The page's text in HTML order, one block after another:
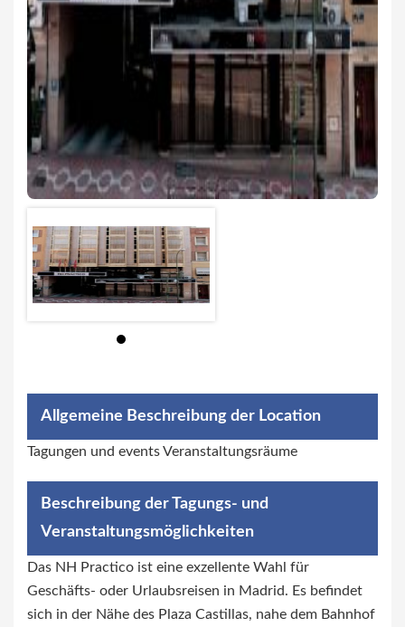
Allgemeine Beschreibung der Location
Tagungen und events Veranstaltungsräume
Beschreibung der Tagungs- und
Veranstaltungsmöglichkeiten
Das NH Practico ist eine exzellente Wahl für
Geschäfts- oder Urlaubsreisen in Madrid. Es befindet
sich in der Nähe des Plaza Castillas, nahe dem Bahnhof